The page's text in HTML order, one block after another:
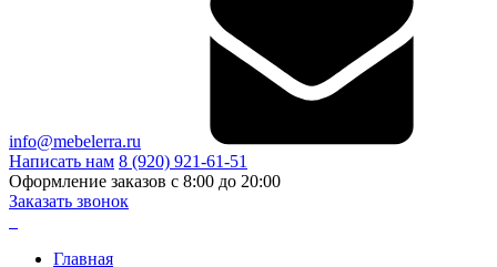
info@mebelerra.ru
Написать нам 8 (920) 921-61-51
Оформление заказов с 8:00 до 20:00
Заказать звонок
Главная